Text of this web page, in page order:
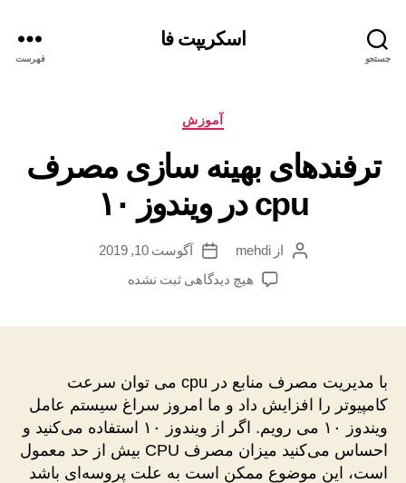
جستجو
اسکریپت فا
فهرست
دسته‌ها
آموزش
ترفندهای بهینه سازی مصرف
cpu در ویندوز ۱۰
نویسنده
نوشته
ازmehdi
تاریخ
نوشته
آگوست 10, 2019
هیچ دیدگاهیبرای
cpu
ویندوز
۱۰
ثبت نشده
با مدیریت مصرف منابع در cpu می توان سرعت
کامپیوتر را افزایش داد و ما امروز سراغ سیستم عامل
ویندوز ۱۰ می رویم. اگر از ویندوز ۱۰ استفاده می‌کنید و
احساس می‌کنید میزان مصرف CPU بیش از حد معمول
است، این موضوع ممکن است به علت پروسه‌ای باشد